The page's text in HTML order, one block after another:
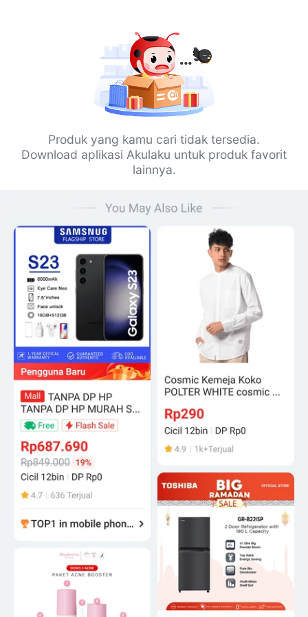
Produk yang kamu cari tidak tersedia.
Download aplikasi Akulaku untuk produk favorit
lainnya.